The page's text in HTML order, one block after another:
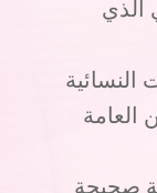
الذي
النسائية
العامة